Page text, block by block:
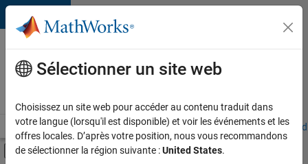
Passer au contenu
Votre
carrière
chez
Accueil Explorer nos opportunités Adresses de nos bureaux
Activer/désactiver l'affichage du menu
Contenu principal
Sélectionner un site web
Choisissez un site web pour accéder au contenu traduit dans
votre langue (lorsqu'il est disponible) et voir les événements et les
offres locales. D’après votre position, nous vous recommandons
de sélectionner la région suivante :United States.